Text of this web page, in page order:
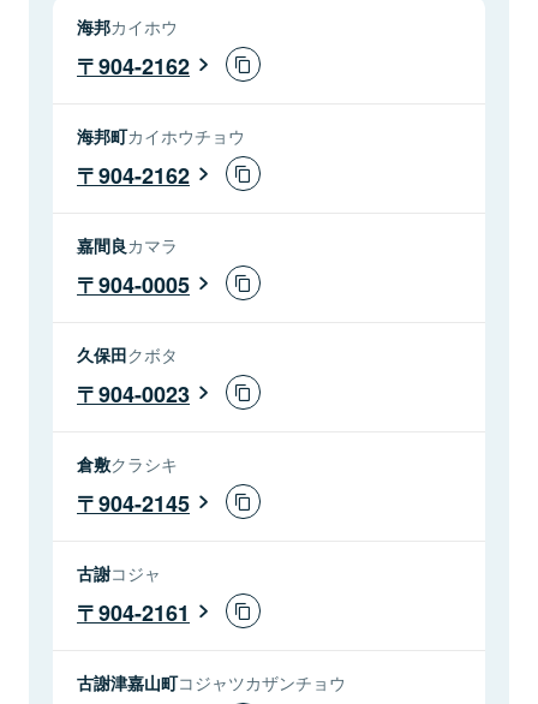
海邦カイホウ
904-2162
海邦町カイホウチョウ
904-2162
嘉間良カマラ
904-0005
久保田クボタ
904-0023
倉敷クラシキ
904-2145
古謝コジャ
904-2161
古謝津嘉山町コジャツカザンチョウ